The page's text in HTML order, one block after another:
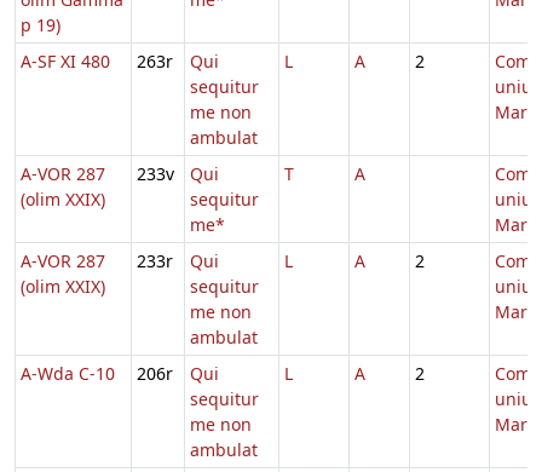
p 19)
A-SF XI 480 263r
Qui
sequitur
me non
ambulat
L A 2
unius
A-VOR 287
(olim XXIX)
233v
Qui
sequitur
me*
T A
unius
A-VOR 287
(olim XXIX)
233r
Qui
sequitur
me non
ambulat
L A 2
unius
A-Wda C-10 206r
Qui
sequitur
me non
ambulat
L A 2
unius